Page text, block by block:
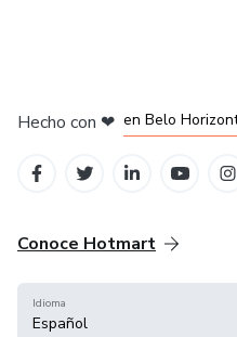
Hecho con ❤ en Belo
Conoce Hotmart
Idioma
Español